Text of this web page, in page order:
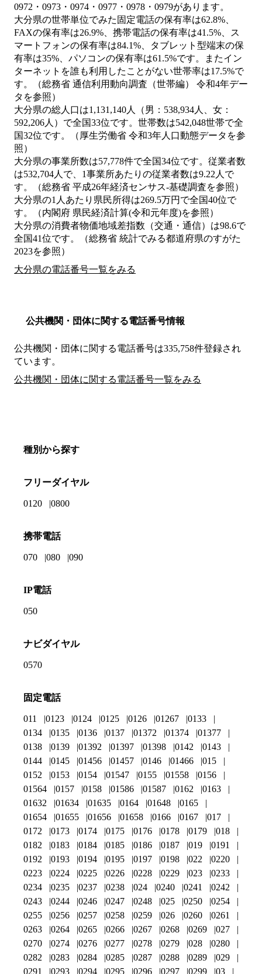
0972・0973・0974・0977・0978・0979があります。
大分県の世帯単位でみた固定電話の保有率は62.8%、
FAXの保有率は26.9%、携帯電話の保有率は41.5%、ス
マートフォンの保有率は84.1%、タブレット型端末の保
有率は35%、パソコンの保有率は61.5%です。またイン
ターネットを誰も利用したことがない世帯率は17.5%で
す。（総務省 通信利用動向調査（世帯編） 令和4年デー
タを参照）
大分県の総人口は1,131,140人（男：538,934人、女：
592,206人）で全国33位です。世帯数は542,048世帯で全
国32位です。（厚生労働省 令和3年人口動態データを参
照）
大分県の事業所数は57,778件で全国34位です。従業者数
は532,704人で、1事業所あたりの従業者数は9.22人で
す。（総務省 平成26年経済センサス‐基礎調査を参照）
大分県の1人あたり県民所得は269.5万円で全国40位で
す。（内閣府 県民経済計算(令和元年度)を参照）
大分県の消費者物価地域差指数（交通・通信）は98.6で
全国41位です。（総務省 統計でみる都道府県のすがた
2023を参照）
大分県の電話番号一覧をみる
公共機関・団体に関する電話番号情報
公共機関・団体に関する電話番号は335,758件登録され
ています。
公共機関・団体に関する電話番号一覧をみる
種別から探す
フリーダイヤル
0120 0800
携帯電話
070 080 090
IP電話
050
ナビダイヤル
0570
固定電話
011 0123 0124 0125 0126 01267
0133
0134
0135 0136 0137 01372 01374
01377
0138
0139 01392 01397 01398 0142
0143
0144
0145 01456 01457 0146 01466
015
0152
0153 0154 01547 0155 01558
0156
01564
0157 0158 01586 01587 0162
0163
01632
01634 01635 0164 01648
0165
01654
01655 01656 01658 0166 0167
017
0172
0173 0174 0175 0176 0178 0179
018
0182
0183 0184 0185 0186 0187 019
0191
0192
0193 0194 0195 0197 0198 022
0220
0223
0224 0225 0226 0228 0229 023
0233
0234
0235 0237 0238 024 0240 0241
0242
0243
0244 0246 0247 0248 025 0250
0254
0255
0256 0257 0258 0259 026 0260
0261
0263
0264 0265 0266 0267 0268 0269
027
0270
0274 0276 0277 0278 0279 028
0280
0282
0283 0284 0285 0287 0288 0289
029
0291
0293 0294 0295 0296 0297 0299 03